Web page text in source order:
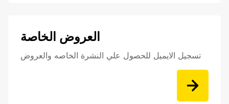
العروض الخاصة
تسجيل الايميل للحصول علي النشرة الخاصه والعروض